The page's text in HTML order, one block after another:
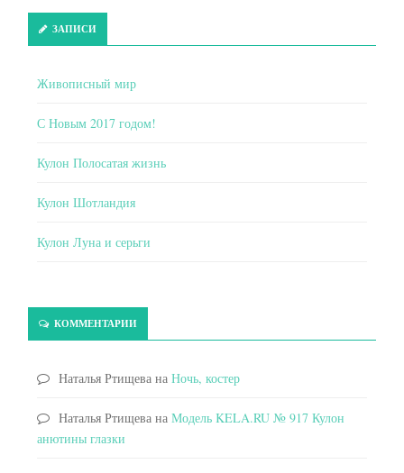
ЗАПИСИ
Живописный мир
С Новым 2017 годом!
Кулон Полосатая жизнь
Кулон Шотландия
Кулон Луна и серьги
КОММЕНТАРИИ
Наталья Ртищева на Ночь, костер
Наталья Ртищева на Модель KELA.RU № 917 Кулон
анютины глазки